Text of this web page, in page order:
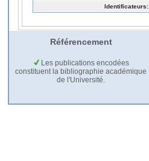
Identificateurs:
Référencement
Les publications encodées
constituent la bibliographie académique
de l'Université.